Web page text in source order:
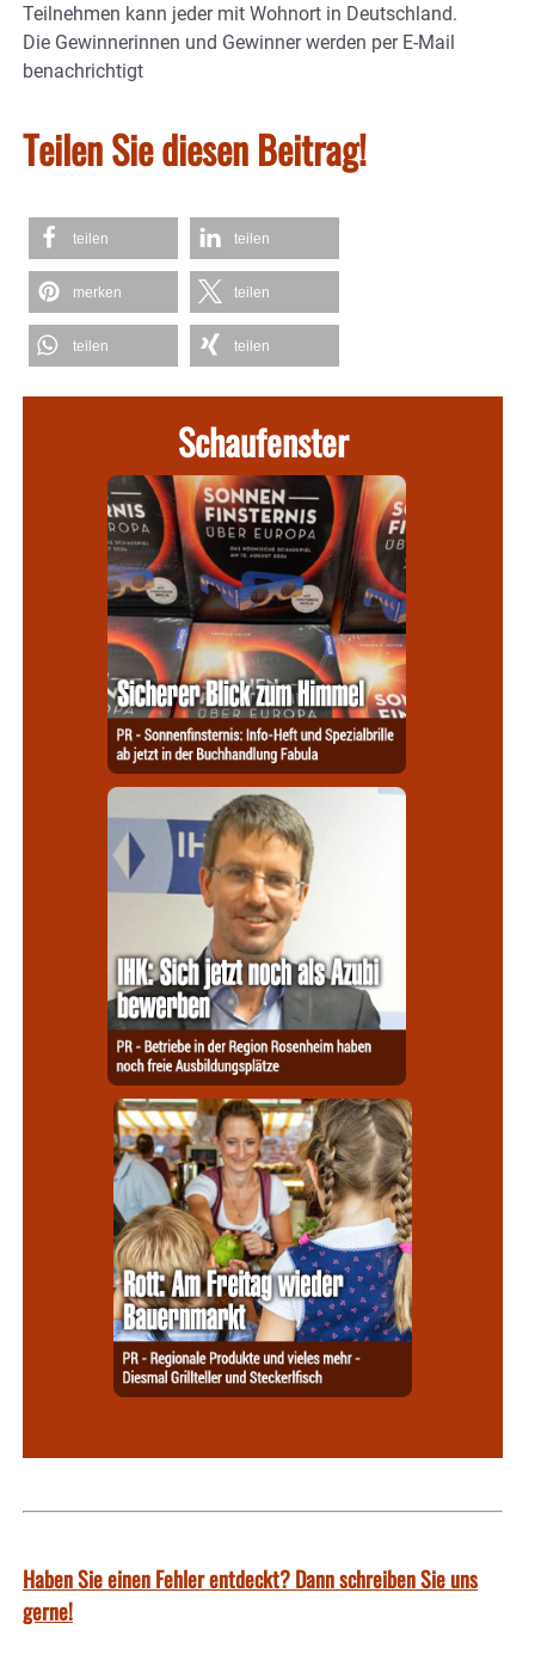
Teilnehmen kann jeder mit Wohnort in Deutschland.
Die Gewinnerinnen und Gewinner werden per E-Mail
benachrichtigt
Teilen Sie diesen Beitrag!
teilen teilen
merken teilen
teilen teilen
Schaufenster
Haben Sie einen Fehler entdeckt? Dann schreiben Sie uns
gerne!